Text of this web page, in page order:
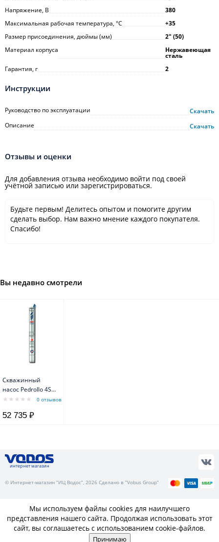
Напряжение, В
380
Максимальная рабочая температура, °С
+35
Размер присоединения, дюймы (мм)
2ʺ (50)
Материал корпуса
Нержавеющая
сталь
Гарантия, г
2
Инструкции
Руководство по эксплуатации
Скачать
Описание
Скачать
Отзывы и оценки
Для добавления отзыва необходимо войти под своей
учётной записью или зарегистрироваться.
Будьте первым! Делитесь опытом и помогите другим
сделать выбор. Нам важно мнение каждого покупателя.
Спасибо!
Вы недавно смотрели
Скважинный
насос Pedrollo 4SR
8/ 7 F-PD с
двигателем 4PD
0 отзывов
52 735 ₽
интернет магазин
© Интернет-магазин “ИЦ Водос”, 2026 Сделано в “Vobus Group”
Мы используем файлы cookies для наилучшего
представления нашего сайта. Продолжая использовать этот
сайт, вы соглашаетесь с использованием cookie-файлов.
Принимаю